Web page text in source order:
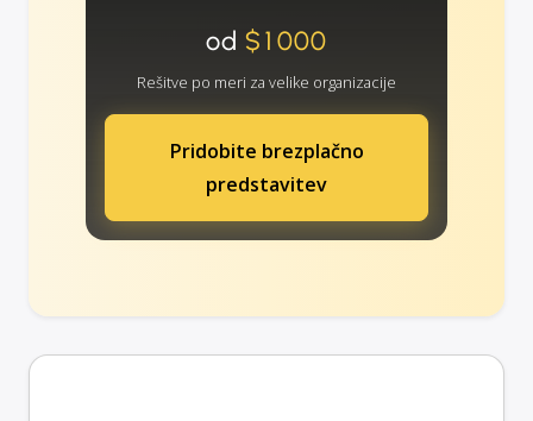
od $1000
Rešitve po meri za velike organizacije
Pridobite brezplačno
predstavitev